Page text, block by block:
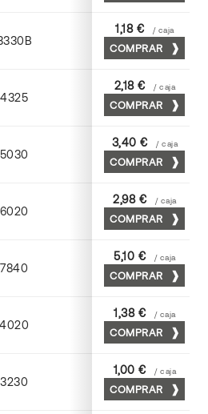
Blanco
1,18 € / caja
COMPRAR
Cuero
2,18 € / caja
COMPRAR
Cuero
3,40 € / caja
COMPRAR
Cuero
2,98 € / caja
COMPRAR
Cuero
5,10 € / caja
COMPRAR
Kraft
1,38 € / caja
COMPRAR
Kraft
1,00 € / caja
COMPRAR